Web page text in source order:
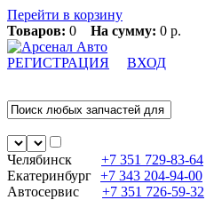
Перейти в корзину
Товаров: 0 На сумму: 0 р.
РЕГИСТРАЦИЯ ВХОД
Челябинск +7 351 729-83-64
Екатеринбург +7 343 204-94-00
Автосервис
+7 351 726-59-32